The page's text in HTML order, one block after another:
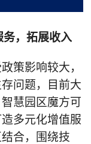
，拓展收入
策影响较大，
问题，目前大
慧园区魔方可
多元化增值服
合，围绕技